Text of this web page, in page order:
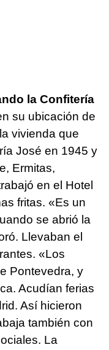
la Confitería
su ubicación de
vivienda que
José en 1945 y
Ermitas,
en el Hotel
fritas. «Es un
se abrió la
Llevaban el
«Los
Pontevedra, y
Acudían ferias
Así hicieron
también con
La